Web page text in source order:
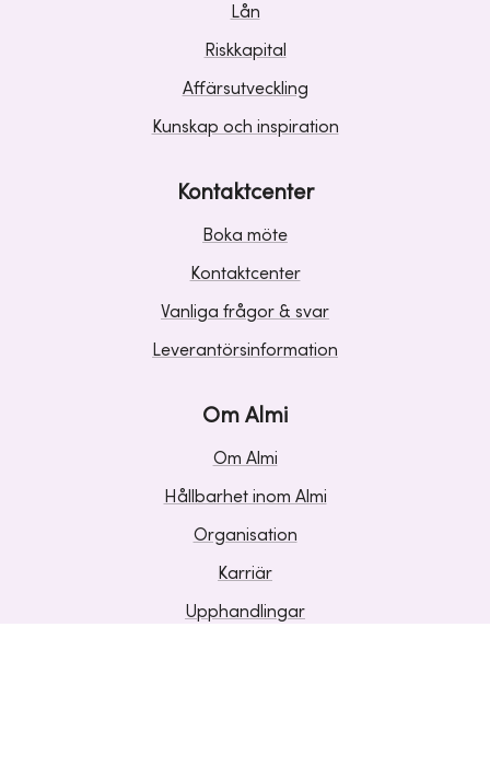
Lån
Riskkapital
Affärsutveckling
Kunskap och inspiration
Kontaktcenter
Boka möte
Kontaktcenter
Vanliga frågor & svar
Leverantörsinformation
Om Almi
Om Almi
Hållbarhet inom Almi
Organisation
Karriär
Upphandlingar